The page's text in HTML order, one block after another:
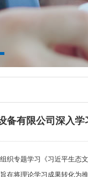
最新新闻>>
备有限公司深入
织专题学习《习近平生态
在将理论学习成果转化为